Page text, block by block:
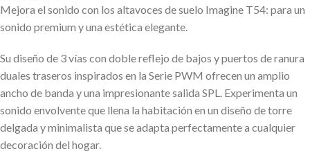
Mejora el sonido con los altavoces de suelo Imagine T54: para un
sonido premium y una estética elegante.
Su diseño de 3 vías con doble reflejo de bajos y puertos de ranura
duales traseros inspirados en la Serie PWM ofrecen un amplio
ancho de banda y una impresionante salida SPL. Experimenta un
sonido envolvente que llena la habitación en un diseño de torre
delgada y minimalista que se adapta perfectamente a cualquier
decoración del hogar.